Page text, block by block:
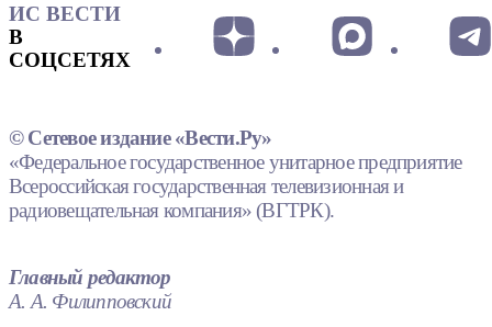
ИС ВЕСТИ
В
СОЦСЕТЯХ
© Сетевое издание «Вести.Ру»
«Федеральное государственное унитарное предприятие
Всероссийская государственная телевизионная и
радиовещательная компания» (ВГТРК).
Главный редактор
А. А. Филипповский